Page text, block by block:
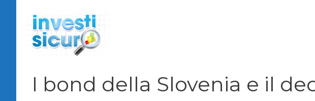
contenuto
I bond della Slovenia e il